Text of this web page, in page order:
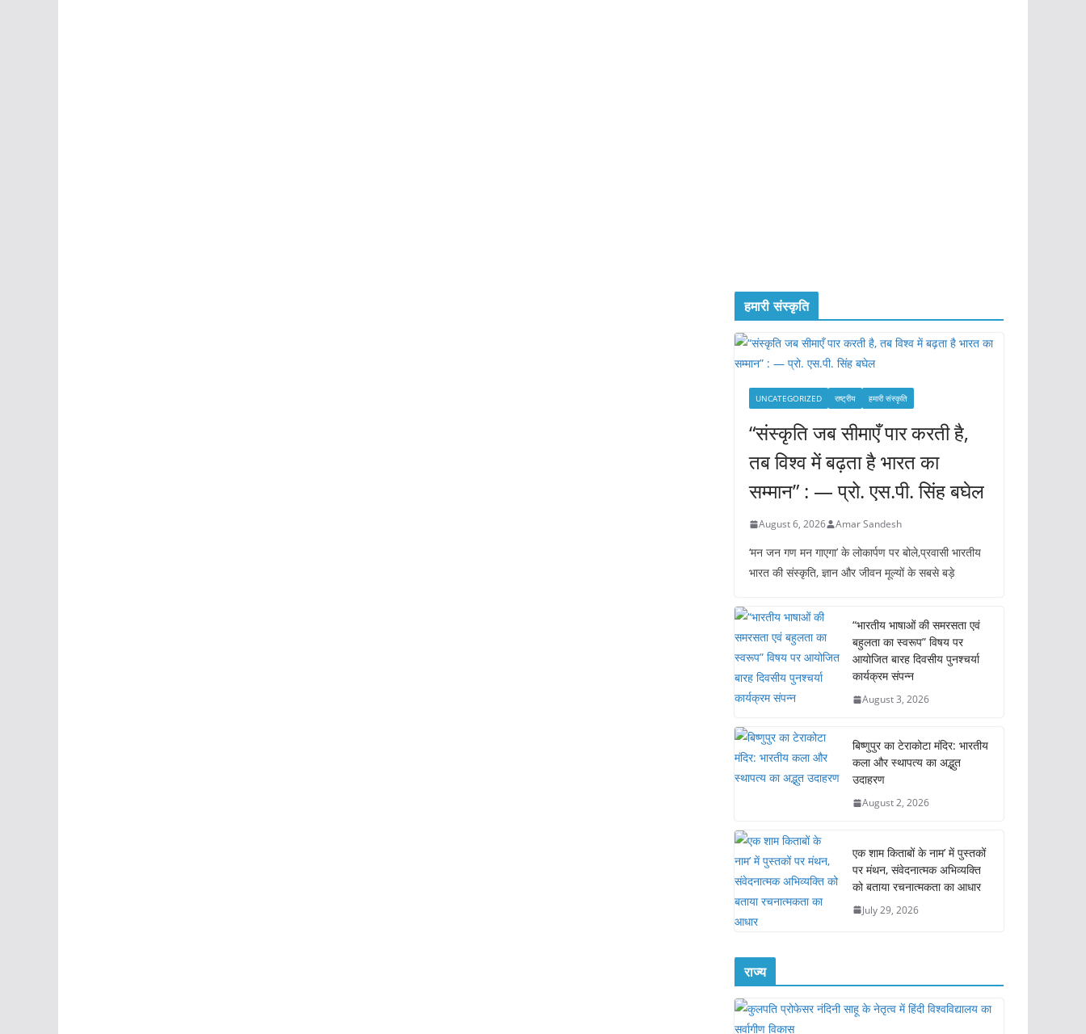
हमारी संस्कृति
UNCATEGORIZED राष्ट्रीय हमारी संस्कृति
“संस्कृति जब सीमाएँ पार करती है,
तब विश्व में बढ़ता है भारत का
सम्मान” : — प्रो. एस.पी. सिंह बघेल
August 6, 2026 Amar Sandesh
‘मन जन गण मन गाएगा’ के लोकार्पण पर बोले,प्रवासी भारतीय
भारत की संस्कृति, ज्ञान और जीवन मूल्यों के सबसे बड़े
“भारतीय भाषाओं की समरसता एवं
बहुलता का स्वरूप” विषय पर
आयोजित बारह दिवसीय पुनश्चर्या
कार्यक्रम संपन्न
August 3, 2026
बिष्णुपुर का टेराकोटा मंदिर: भारतीय
कला और स्थापत्य का अद्भुत
उदाहरण
August 2, 2026
एक शाम किताबों के नाम’ में पुस्तकों
पर मंथन, संवेदनात्मक अभिव्यक्ति
को बताया रचनात्मकता का आधार
July 29, 2026
राज्य